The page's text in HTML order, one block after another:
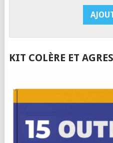
KIT COLÈRE ET